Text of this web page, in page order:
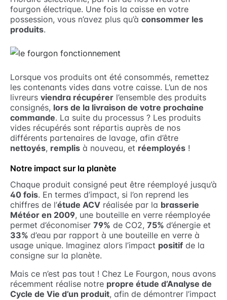
fourgon électrique. Une fois la caisse en votre
possession, vous n’avez plus qu’à consommer les
produits.
Lorsque vos produits ont été consommés, remettez
les contenants vides dans votre caisse. L’un de nos
livreurs viendra récupérer l’ensemble des produits
consignés, lors de la livraison de votre prochaine
commande. La suite du processus ? Les produits
vides récupérés sont répartis auprès de nos
différents partenaires de lavage, afin d’être
nettoyés, remplis à nouveau, et réemployés !
Notre impact sur la planète
Chaque produit consigné peut être réemployé jusqu’à
40 fois. En termes d’impact, si l’on reprend les
chiffres de l’étude ACV réalisée par la brasserie
Météor en 2009, une bouteille en verre réemployée
permet d’économiser 79% de CO2, 75% d’énergie et
33% d’eau par rapport à une bouteille en verre à
usage unique. Imaginez alors l’impact positif de la
consigne sur la planète.
Mais ce n’est pas tout ! Chez Le Fourgon, nous avons
récemment réalise notre propre étude d’Analyse de
Cycle de Vie d’un produit, afin de démontrer l’impact